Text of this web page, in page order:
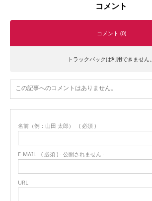
コメント
コメント (0)
トラックバックは利用できません。
この記事へのコメントはありません。
名前（例：山田 太郎） ( 必須 )
E-MAIL ( 必須 ) - 公開されません -
URL